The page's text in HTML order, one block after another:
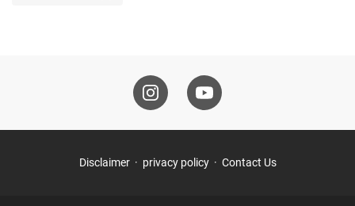
Disclaimer privacy policy Contact Us